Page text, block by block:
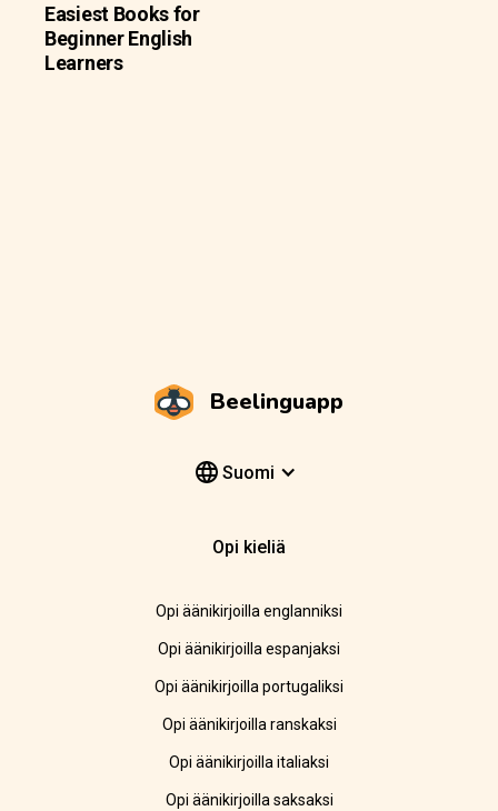
Easiest Books for
Beginner English
Learners
Beelinguapp
Suomi
Opi kieliä
Opi äänikirjoilla englanniksi
Opi äänikirjoilla espanjaksi
Opi äänikirjoilla portugaliksi
Opi äänikirjoilla ranskaksi
Opi äänikirjoilla italiaksi
Opi äänikirjoilla saksaksi